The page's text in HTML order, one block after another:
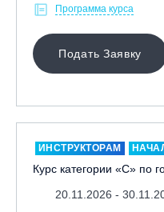
Программа курса
Подать Заявку
ИНСТРУКТОРАМ
Курс категории «С» по
20.11.2026 -